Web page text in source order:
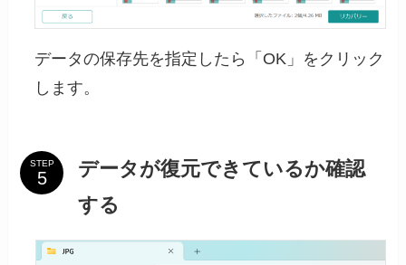
データの保存先を指定したら「OK」をクリック
します。
STEP
データが復元できているか確認
する